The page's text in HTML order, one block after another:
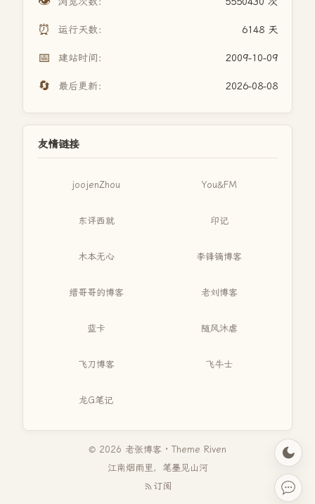
⏰ 运行天数： 6148 天
📅 建站时间： 2009-10-09
🔄 最后更新： 2026-08-08
友情链接
joojenZhou You&FM
东评西就 印记
木本无心 李锋镝博客
缙哥哥的博客 老刘博客
蓝卡 随风沐虐
飞刀博客 飞牛士
龙G笔记
© 2026 老张博客 · Theme Riven
江南烟雨里，笔墨见山河
订阅